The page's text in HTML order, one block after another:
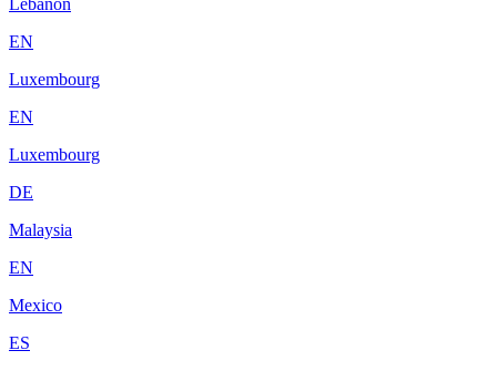
Lebanon
EN
Luxembourg
EN
Luxembourg
DE
Malaysia
EN
Mexico
ES